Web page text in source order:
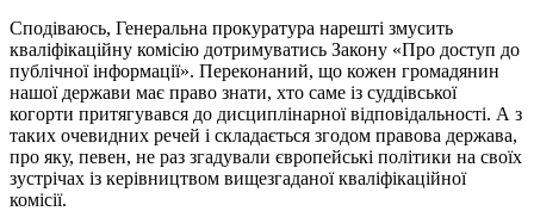
Сподіваюсь, Генеральна прокуратура нарешті змусить
кваліфікаційну комісію дотримуватись Закону «Про доступ до
публічної інформації». Переконаний, що кожен громадянин
нашої держави має право знати, хто саме із суддівської
когорти притягувався до дисциплінарної відповідальності. А з
таких очевидних речей і складається згодом правова держава,
про яку, певен, не раз згадували європейські політики на своїх
зустрічах із керівництвом вищезгаданої кваліфікаційної
комісії.